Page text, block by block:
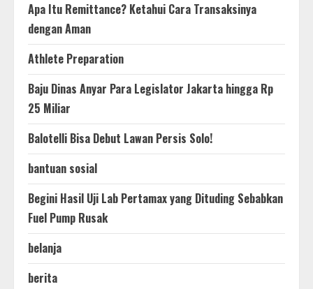
Apa Itu Remittance? Ketahui Cara Transaksinya
dengan Aman
Athlete Preparation
Baju Dinas Anyar Para Legislator Jakarta hingga Rp
25 Miliar
Balotelli Bisa Debut Lawan Persis Solo!
bantuan sosial
Begini Hasil Uji Lab Pertamax yang Dituding Sebabkan
Fuel Pump Rusak
belanja
berita